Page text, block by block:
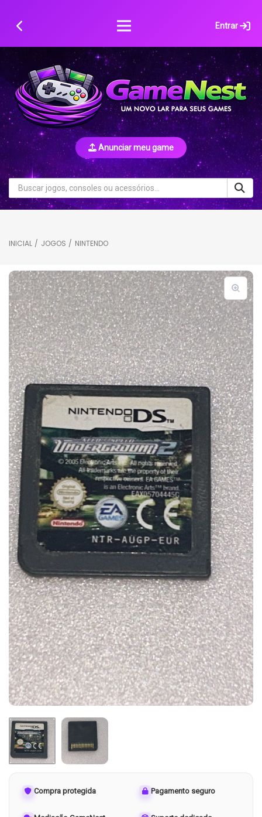
Entrar
Anunciar meu game
INICIAL / JOGOS / NINTENDO
Compra protegida Pagamento seguro